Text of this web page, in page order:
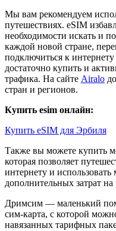
Мы вам рекомендуем
путешествиях. eSIM
необходимости искать и
каждой новой стране,
подключиться к
достаточно купить и
трафика. На сайте Airalo
стран и регионов.
Купить esim онлайн:
Купить eSIM для Эрбиля
Также вы можете купить
которая позволяет
интернету и
дополнительных затрат на
Дримсим — маленький
сим-карта, с которой
навязанных тарифных